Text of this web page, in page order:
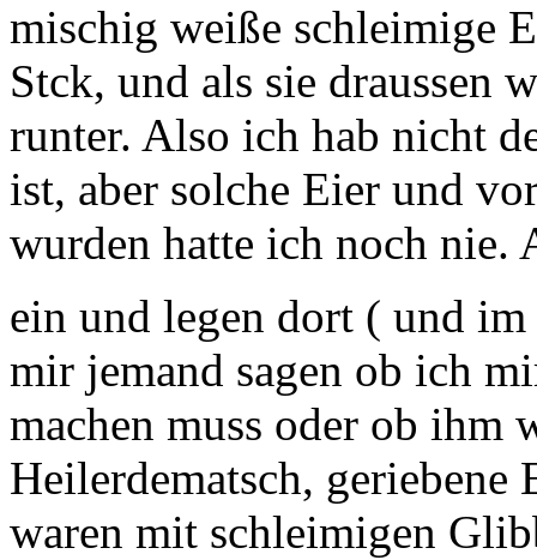
mischig weiße schleimige
Stck, und als sie draussen
runter. Also ich hab nicht
ist, aber solche Eier und
wurden hatte ich noch nie.
ein und legen dort ( und
mir jemand sagen ob ich
machen muss oder ob ihm
Heilerdematsch, geriebene
waren mit schleimigen